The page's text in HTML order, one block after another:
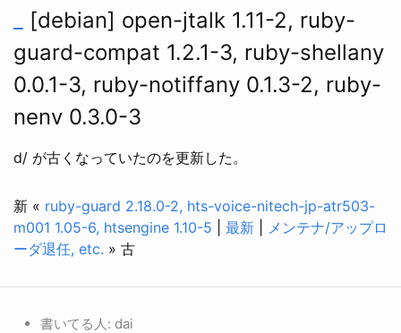
[debian] open-jtalk 1.11-2, ruby-
guard-compat 1.2.1-3, ruby-shellany
0.0.1-3, ruby-notiffany 0.1.3-2, ruby-
nenv 0.3.0-3
d/ が古くなっていたのを更新した。
新 « ruby-guard 2.18.0-2, hts-voice-nitech-jp-atr503-
m001 1.05-6, htsengine 1.10-5
最新
メンテナ/アップロ
ーダ退任, etc. » 古
書いてる人: dai